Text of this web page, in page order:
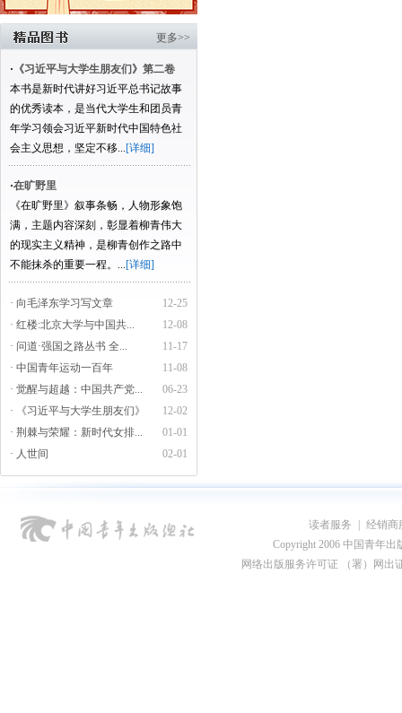
更多>>
· 《习近平与大学生朋友们》第二卷
本书是新时代讲好习近平总书记故事
的优秀读本，是当代大学生和团员青
年学习领会习近平新时代中国特色社
会主义思想，坚定不移...[详细]
·在旷野里
《在旷野里》叙事条畅，人物形象饱
满，主题内容深刻，彰显着柳青伟大
的现实主义精神，是柳青创作之路中
不能抹杀的重要一程。...[详细]
12-25
· 向毛泽东学习写文章
12-08
· 红楼:北京大学与中国共...
11-17
· 问道·强国之路丛书 全...
11-08
· 中国青年运动一百年
06-23
· 觉醒与超越：中国共产党...
12-02
· 《习近平与大学生朋友们》
01-01
· 荆棘与荣耀：新时代女排...
02-01
· 人世间
读者服务
经销商
Copyright 2006 中国青年出
网络出版服务许可证 （署）网出